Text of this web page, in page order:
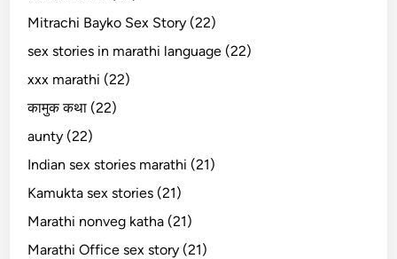
Mitrachi Bayko Sex Story (22)
sex stories in marathi language (22)
xxx marathi (22)
कामुक कथा (22)
aunty (22)
Indian sex stories marathi (21)
Kamukta sex stories (21)
Marathi nonveg katha (21)
Marathi Office sex story (21)